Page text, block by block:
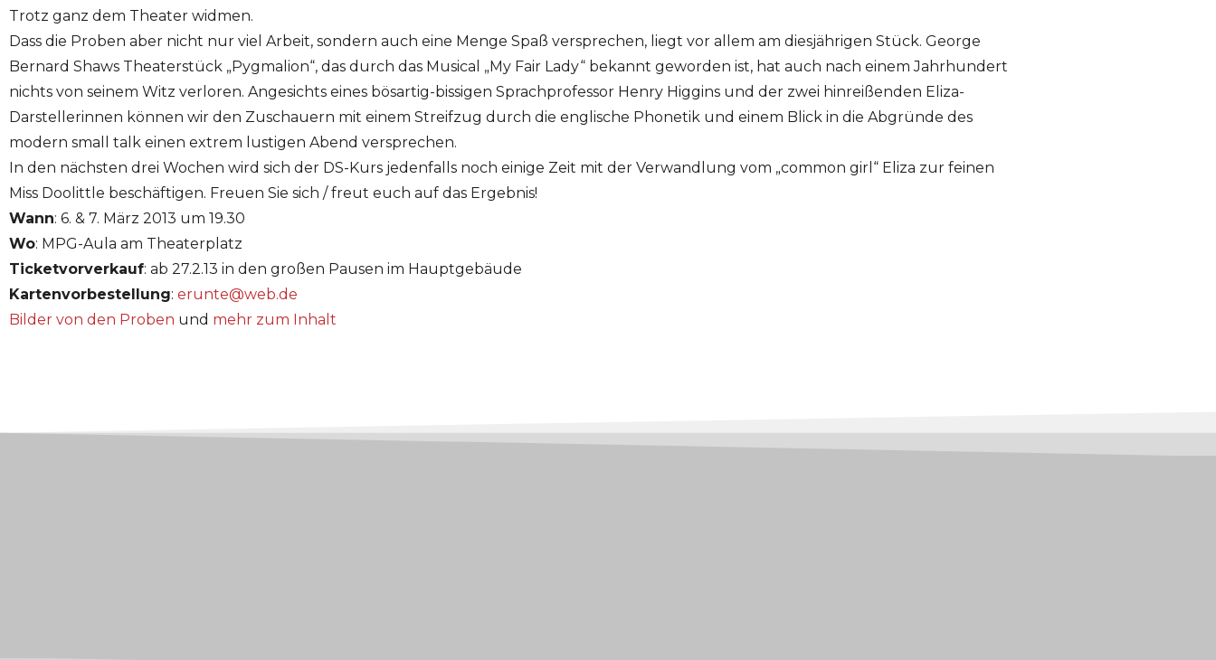
Trotz ganz dem Theater widmen.
Dass die Proben aber nicht nur viel Arbeit, sondern auch eine Menge Spaß versprechen, liegt vor allem am diesjährigen Stück. George
Bernard Shaws Theaterstück „Pygmalion“, das durch das Musical „My Fair Lady“ bekannt geworden ist, hat auch nach einem Jahrhundert
nichts von seinem Witz verloren. Angesichts eines bösartig-bissigen Sprachprofessor Henry Higgins und der zwei hinreißenden Eliza-
Darstellerinnen können wir den Zuschauern mit einem Streifzug durch die englische Phonetik und einem Blick in die Abgründe des
modern small talk einen extrem lustigen Abend versprechen.
In den nächsten drei Wochen wird sich der DS-Kurs jedenfalls noch einige Zeit mit der Verwandlung vom „common girl“ Eliza zur feinen
Miss Doolittle beschäftigen. Freuen Sie sich / freut euch auf das Ergebnis!
Wann: 6. & 7. März 2013 um 19.30
Wo: MPG-Aula am Theaterplatz
Ticketvorverkauf: ab 27.2.13 in den großen Pausen im Hauptgebäude
Kartenvorbestellung: erunte@web.de
Bilder von den Proben und mehr zum Inhalt